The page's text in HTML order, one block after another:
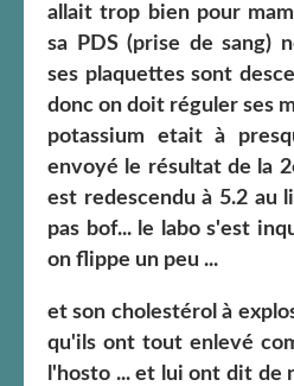
allait trop bien pour
sa PDS (prise de sang)
ses plaquettes sont
donc on doit réguler ses
potassium etait à
envoyé le résultat de la
est redescendu à 5.2 au
pas bof... le labo s'est
on flippe un peu ...
et son cholestérol à
qu'ils ont tout enlevé
l'hosto ... et lui ont dit de